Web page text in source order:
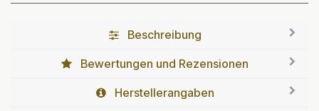
Beschreibung
Bewertungen und Rezensionen
Herstellerangaben